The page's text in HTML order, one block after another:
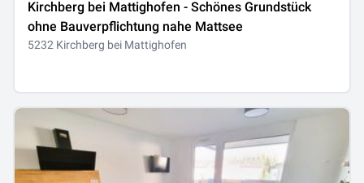
Kirchberg bei Mattighofen - Schönes Grundstück
ohne Bauverpflichtung nahe Mattsee
5232 Kirchberg bei Mattighofen